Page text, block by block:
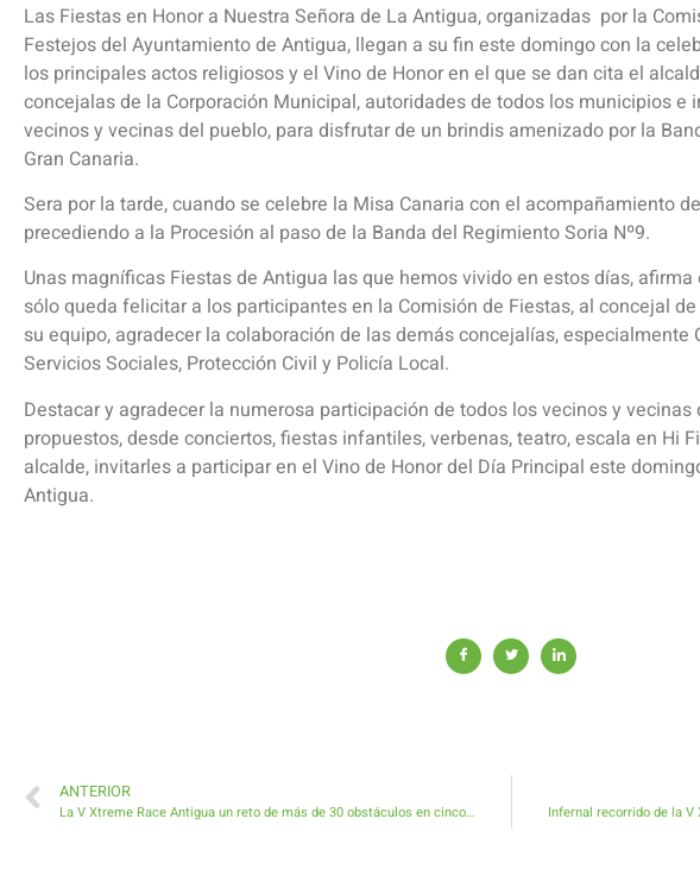
Las Fiestas en Honor a Nuestra Señora de La Antigua, organizadas por la
Festejos del Ayuntamiento de Antigua, llegan a su fin este domingo con la
los principales actos religiosos y el Vino de Honor en el que se dan cita el
concejalas de la Corporación Municipal, autoridades de todos los municipios e
vecinos y vecinas del pueblo, para disfrutar de un brindis amenizado por la
Gran Canaria.
Sera por la tarde, cuando se celebre la Misa Canaria con el acompañamiento
precediendo a la Procesión al paso de la Banda del Regimiento Soria Nº9.
Unas magníficas Fiestas de Antigua las que hemos vivido en estos días,
sólo queda felicitar a los participantes en la Comisión de Fiestas, al concejal
su equipo, agradecer la colaboración de las demás concejalías, especialmente
Servicios Sociales, Protección Civil y Policía Local.
Destacar y agradecer la numerosa participación de todos los vecinos y
propuestos, desde conciertos, fiestas infantiles, verbenas, teatro, escala en Hi
alcalde, invitarles a participar en el Vino de Honor del Día Principal este
Antigua.
ANTERIOR
La V Xtreme Race Antigua un reto de más de 30 obstáculos en cinco kilómetros de tierra, barro y agua